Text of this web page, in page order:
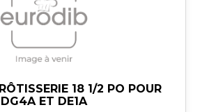
18 1/2 PO POUR
DG4A ET DE1A